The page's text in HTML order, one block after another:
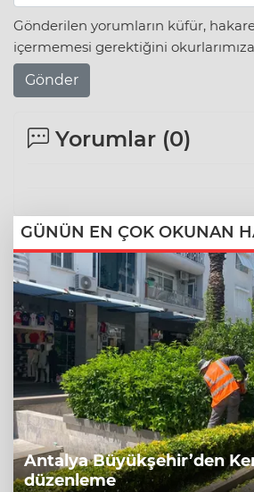
Gönderilen yorumların küfür,
içermemesi gerektiğini
Gönder
Yorumlar (0)
GÜNÜN EN ÇOK OKUNAN
Antalya Büyükşehir’den
düzenleme